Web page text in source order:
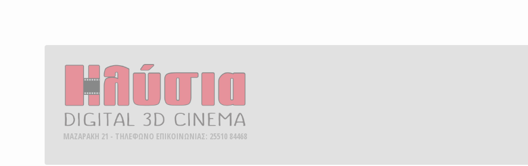
ΜΑΖΑΡΑΚΗ 21 - ΤΗΛΕΦΩΝΟ ΕΠΙΚΟΙΝΩΝΙΑΣ: 25510 84468